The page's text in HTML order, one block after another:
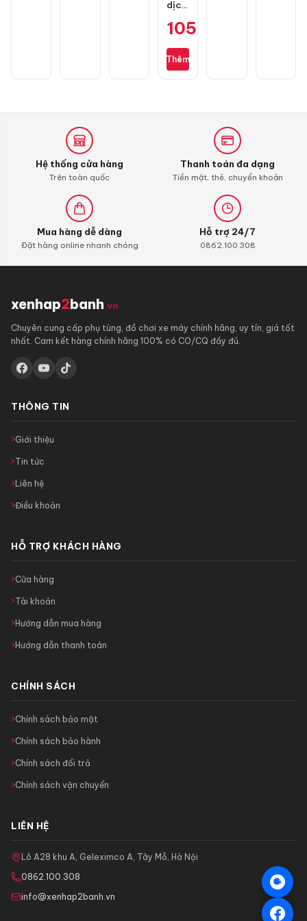
dịch
sinh
đốt
Liqui
105.000
Thêm
Hệ thống cửa hàng
Trên toàn quốc
Thanh toán đa dạng
Tiền mặt, thẻ, chuyển khoản
Mua hàng dễ dàng
Đặt hàng online nhanh chóng
Hỗ trợ 24/7
0862.100.308
xenhap2banh.vn
Chuyên cung cấp phụ tùng, đồ chơi xe máy chính hãng, uy tín, giá tốt
nhất. Cam kết hàng chính hãng 100% có CO/CQ đầy đủ.
THÔNG TIN
Giới thiệu
Tin tức
Liên hệ
Điều khoản
HỖ TRỢ KHÁCH HÀNG
Cửa hàng
Tài khoản
Hướng dẫn mua hàng
Hướng dẫn thanh toán
CHÍNH SÁCH
Chính sách bảo mật
Chính sách bảo hành
Chính sách đổi trả
Chính sách vận chuyển
LIÊN HỆ
Lô A28 khu A, Geleximco A, Tây Mỗ, Hà Nội
0862.100.308
info@xenhap2banh.vn